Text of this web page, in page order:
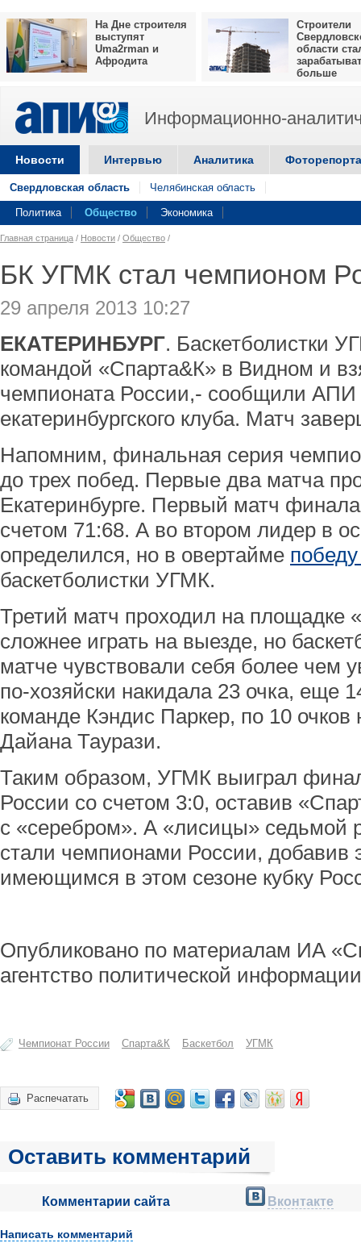
На Дне строителя
выступят
Uma2rman и
Афродита
Строители
области
больше
Информационно-
Новости Интервью Аналитика
Свердловская область Челябинская область
Политика Общество Экономика
Главная страница / Новости / Общество /
БК УГМК стал чемпионом
29 апреля 2013 10:27
ЕКАТЕРИНБУРГ. Баскетболистки
командой «Спарта&К» в Видном и
чемпионата России,- сообщили АПИ
екатеринбургского клуба. Матч
Напомним, финальная серия
до трех побед. Первые два матча
Екатеринбурге. Первый матч
счетом 71:68. А во втором лидер в
определился, но в овертайме
баскетболистки УГМК.
Третий матч проходил на
сложнее играть на выезде, но
матче чувствовали себя более чем
по-хозяйски накидала 23 очка, еще
команде Кэндис Паркер, по 10
Дайана Таурази.
Таким образом, УГМК выиграл
России со счетом 3:0, оставив
с «серебром». А «лисицы» седьмой
стали чемпионами России, добавив
имеющимся в этом сезоне кубку
Опубликовано по материалам ИА
агентство политической
Чемпионат России Спарта&К Баскетбол УГМК
Распечатать
Оставить комментарий
Комментарии сайта Вконтакте
Написать комментарий